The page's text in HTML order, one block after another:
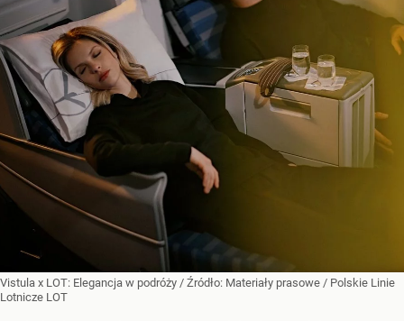
Vistula x LOT: Elegancja w podróży / Źródło: Materiały prasowe / Polskie Linie
Lotnicze LOT